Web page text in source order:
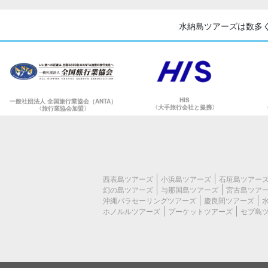
水納島ツアーズは数多
一般社団法人 全国旅行業協会（ANTA）
〈旅行業協会加盟〉
HIS
〈大手旅行会社と提携〉
西表島ツアーズ 小浜島ツアーズ
石垣島ツアー
幻の島ツアーズ
与那国島ツアーズ
宮古島ツア
沖縄パラセーリングツアーズ
慶良間ツアーズ
ホノルルツアーズ
プーケットツアーズ セブ島